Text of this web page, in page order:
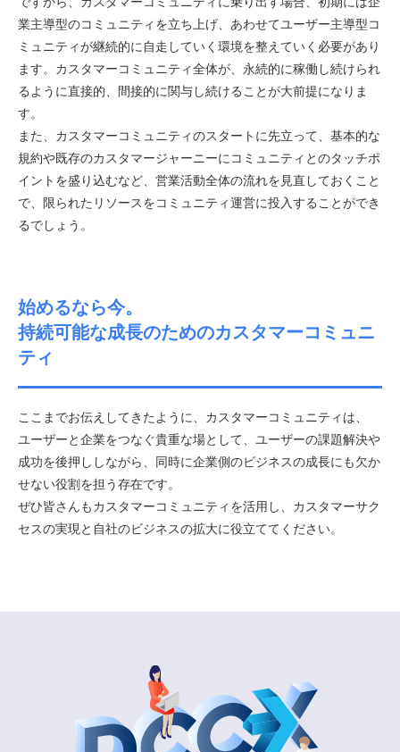
業主導型のコミュニティを立ち上げ、あわせてユーザー主導型コ
ミュニティが継続的に自走していく環境を整えていく必要があり
ます。カスタマーコミュニティ全体が、永続的に稼働し続けられ
るように直接的、間接的に関与し続けることが大前提になりま
す。
また、カスタマーコミュニティのスタートに先立って、基本的な
規約や既存のカスタマージャーニーにコミュニティとのタッチポ
イントを盛り込むなど、営業活動全体の流れを見直しておくこと
で、限られたリソースをコミュニティ運営に投入することができ
るでしょう。
始めるなら今。
持続可能な成長のためのカスタマーコミュニ
ティ
ここまでお伝えしてきたように、カスタマーコミュニティは、
ユーザーと企業をつなぐ貴重な場として、ユーザーの課題解決や
成功を後押ししながら、同時に企業側のビジネスの成長にも欠か
せない役割を担う存在です。
ぜひ皆さんもカスタマーコミュニティを活用し、カスタマーサク
セスの実現と自社のビジネスの拡大に役立ててください。